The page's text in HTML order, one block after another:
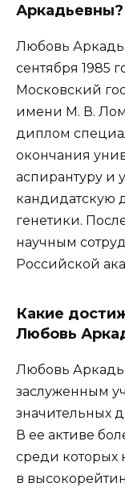
Аркадьевны?
Любовь
сентября 1985
Московский
имени М. В.
диплом
окончания
аспирантуру и
кандидатскую
генетики.
научным
Российской
Какие
Любовь
Любовь
заслуженным
значительных
В ее активе
среди которых
в